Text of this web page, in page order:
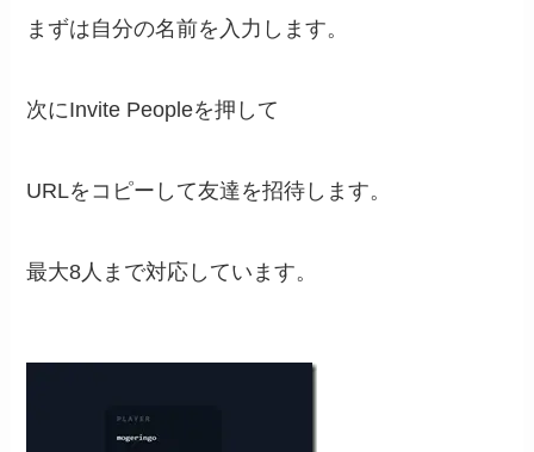
まずは自分の名前を入力します。
次にInvite Peopleを押して
URLをコピーして友達を招待します。
最大8人まで対応しています。